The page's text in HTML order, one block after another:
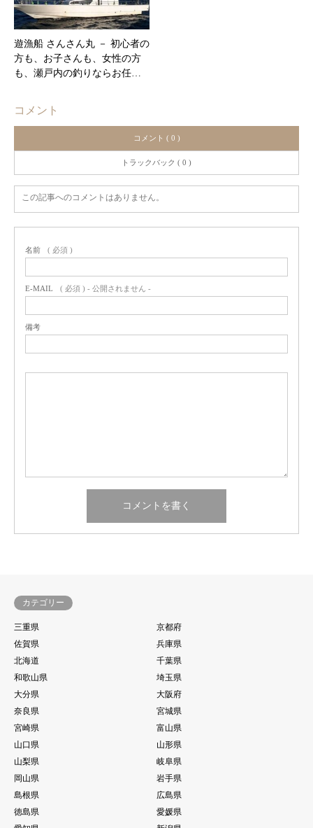
遊漁船 さんさん丸 － 初心者の
方も、お子さんも、女性の方
も、瀬戸内の釣りならお任…
コメント
コメント ( 0 )
トラックバック ( 0 )
この記事へのコメントはありません。
名前 ( 必須 )
E-MAIL ( 必須 ) - 公開されません -
備考
カテゴリー
三重県
京都府
佐賀県
兵庫県
北海道
千葉県
和歌山県
埼玉県
大分県
大阪府
奈良県
宮城県
宮崎県
富山県
山口県
山形県
山梨県
岐阜県
岡山県
岩手県
島根県
広島県
徳島県
愛媛県